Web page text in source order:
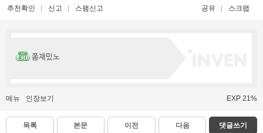
추천확인 신고 스팸신고 공유 스크랩
쫌재밌노
메뉴 인장보기 EXP 21%
목록 본문 이전 다음 댓글쓰기